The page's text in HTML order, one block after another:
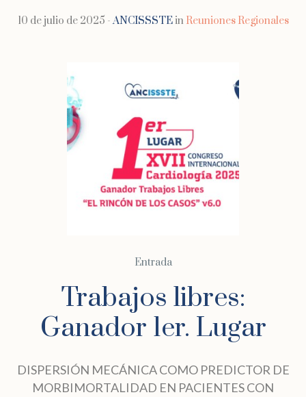
10 de julio de 2025 ANCISSSTEin Reuniones Regionales
Entrada
Trabajos libres:
Ganador 1er. Lugar
DISPERSIÓN MECÁNICA COMO PREDICTOR DE
MORBIMORTALIDAD EN PACIENTES CON